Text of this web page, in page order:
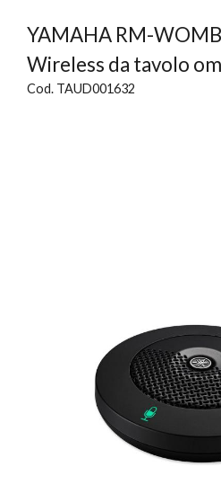
YAMAHA RM-
Wireless da tavolo
Cod. TAUD001632